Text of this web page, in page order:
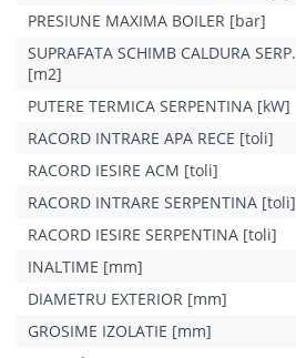
PRESIUNE MAXIMA BOILER [bar]
SUPRAFATA SCHIMB CALDURA SERP.
[m2]
PUTERE TERMICA SERPENTINA [kW]
RACORD INTRARE APA RECE [toli]
RACORD IESIRE ACM [toli]
RACORD INTRARE SERPENTINA [toli]
RACORD IESIRE SERPENTINA [toli]
INALTIME [mm]
DIAMETRU EXTERIOR [mm]
GROSIME IZOLATIE [mm]